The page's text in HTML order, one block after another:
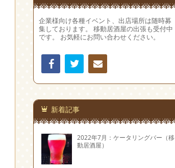
企業様向け各種イベント、出店場所は随時募
集しております。 移動居酒屋の出張も受付中
です。 お気軽にお問い合わせください。
Facebook
連絡
先
新着記事
2022年7月：ケータリングバー（移
動居酒屋）